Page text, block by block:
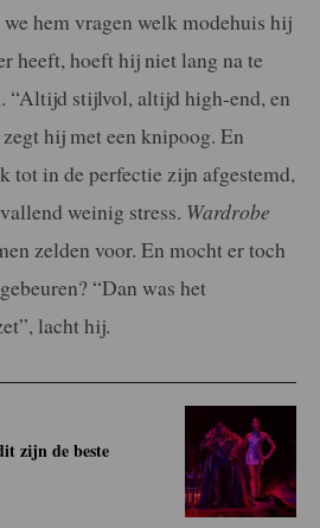
hem vragen welk modehuis hij
heeft, hoeft hij niet lang na te
“Altijd stijlvol, altijd high-end, en
hij met een knipoog. En
tot in de perfectie zijn afgestemd,
weinig stress. Wardrobe
zelden voor. En mocht er toch
“Dan was het
lacht hij.
zijn de beste